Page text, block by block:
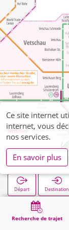
Recherche de trajet
Kohlscheid
Départ Destination
Démarrage Recherche
Ce site internet
internet, vous
nos services.
En savoir plus